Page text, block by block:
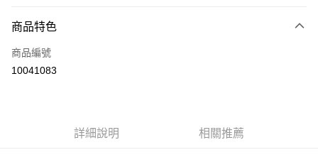
信用卡一次付款
超商取貨付款
商品特色
商品編號
10041083
詳細說明 相關推薦